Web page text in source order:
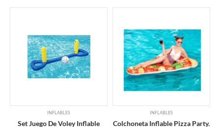
INFLABLES
Set Juego De Voley Inflable
INFLABLES
Colchoneta Inflable Pizza Party.